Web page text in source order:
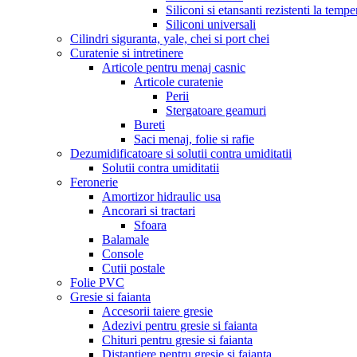
Siliconi si etansanti rezistenti la
Siliconi universali
Cilindri siguranta, yale, chei si port chei
Curatenie si intretinere
Articole pentru menaj casnic
Articole curatenie
Perii
Stergatoare geamuri
Bureti
Saci menaj, folie si rafie
Dezumidificatoare si solutii contra umiditatii
Solutii contra umiditatii
Feronerie
Amortizor hidraulic usa
Ancorari si tractari
Sfoara
Balamale
Console
Cutii postale
Folie PVC
Gresie si faianta
Accesorii taiere gresie
Adezivi pentru gresie si faianta
Chituri pentru gresie si faianta
Distantiere pentru gresie si faianta